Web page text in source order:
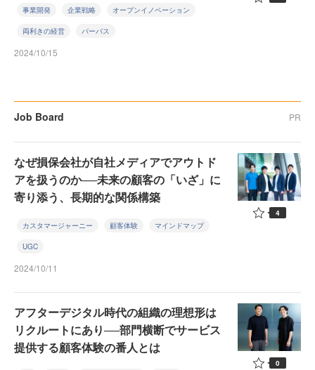
事業開発 企業戦略 オープンイノベーション
両利きの経営 パーパス
2024/10/15
Job Board PR
なぜ損保会社が自社メディアでアウトド
アを扱うのか──未来の顧客の「いざ」に
寄り添う、長期的な関係構築
カスタマージャーニー 顧客体験 マインドマップ
UGC
2024/10/11
4
アフターデジタル時代の組織の理想形は
リクルートにあり──部門横断でサービス
提供する顧客体験の番人とは
0